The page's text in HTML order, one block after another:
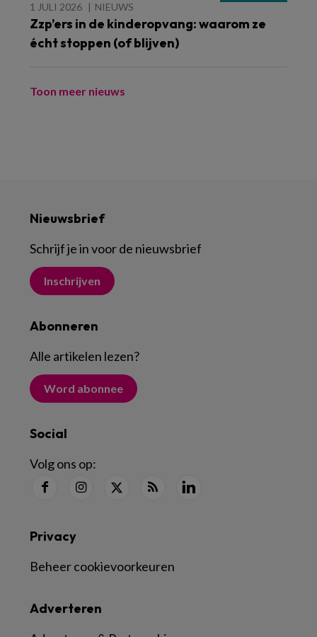
1 JULI 2026 NIEUWS
Zzp’ers in de kinderopvang: waarom ze
écht stoppen (of blijven)
Toon meer nieuws
Nieuwsbrief
Schrijf je in voor de nieuwsbrief
Inschrijven
Abonneren
Alle artikelen lezen?
Word abonnee
Social
Volg ons op:
Adverteren
Privacy
Beheer cookievoorkeuren